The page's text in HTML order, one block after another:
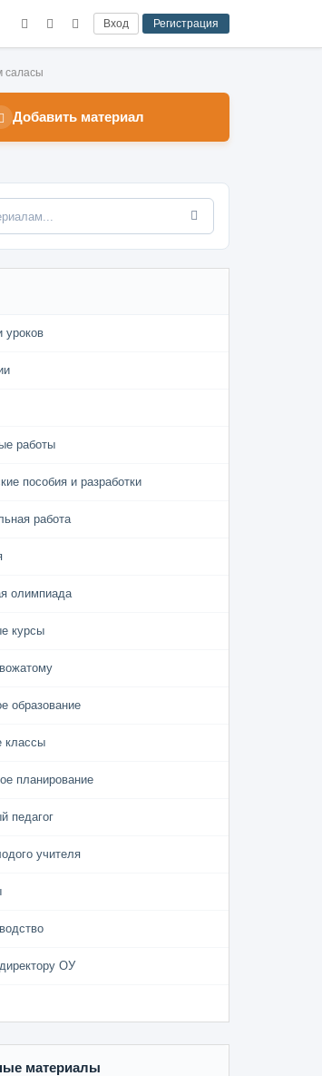
Вход Регистрация
саласы
Добавить материал
уроков
работы
пособия и разработки
работа
олимпиада
курсы
образование
классы
планирование
педагог
учителя
ОУ
материалы